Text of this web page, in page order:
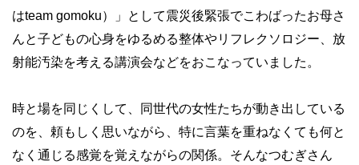
はteam gomoku）」として震災後緊張でこわばったお母さ
んと子どもの心身をゆるめる整体やリフレクソロジー、放
射能汚染を考える講演会などをおこなっていました。
時と場を同じくして、同世代の女性たちが動き出している
のを、頼もしく思いながら、特に言葉を重ねなくても何と
なく通じる感覚を覚えながらの関係。そんなつむぎさん